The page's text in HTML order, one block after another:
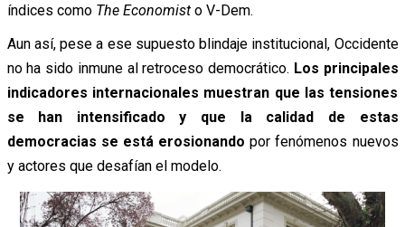
índices como The Economisto V-Dem.
Aun así, pese a ese supuesto blindaje institucional, Occidente
no ha sido inmune al retroceso democrático. Los principales
indicadores internacionales muestran que las tensiones
se han intensificado y que la calidad de estas
democracias se está erosionando por fenómenos nuevos
y actores que desafían el modelo.